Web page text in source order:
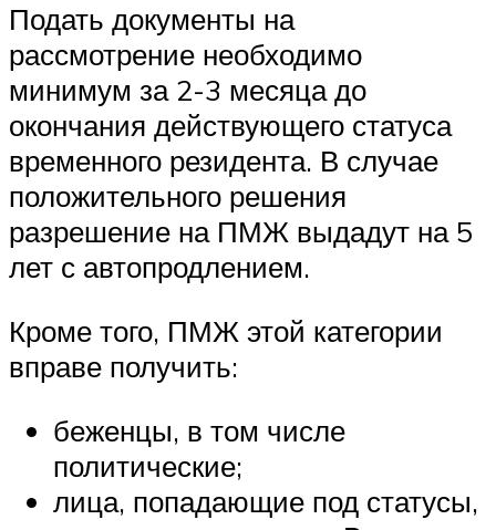
Подать документы на
рассмотрение необходимо
минимум за 2-3 месяца до
окончания действующего статуса
временного резидента. В случае
положительного решения
разрешение на ПМЖ выдадут на 5
лет с автопродлением.
Кроме того, ПМЖ этой категории
вправе получить:
беженцы, в том числе
политические;
лица, попадающие под статусы,